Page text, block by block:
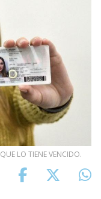
LO TIENE VENCIDO.